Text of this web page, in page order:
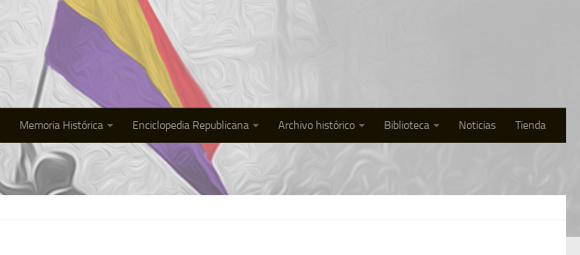
Memoria Histórica Enciclopedia Republicana Archivo histórico Biblioteca Noticias Tienda